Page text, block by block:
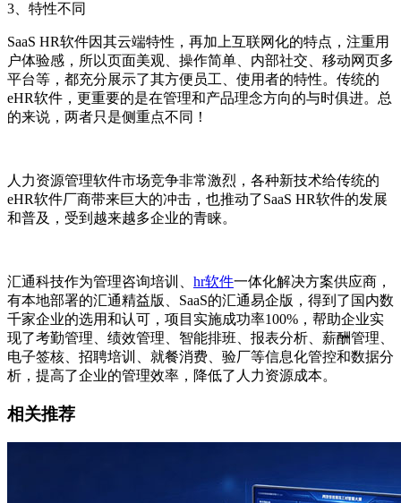
3 特性不同
SaaS HR软件因其云端特性，再加上互联网化的特点，注重用
户体验感，所以页面美观、操作简单、内部社交、移动网页多
平台等，都充分展示了其方便员工、使用者的特性。传统的
eHR软件，更重要的是在管理和产品理念方向的与时俱进。总
的来说，两者只是侧重点不同！
人力资源管理软件市场竞争非常激烈，各种新技术给传统的
eHR软件厂商带来巨大的冲击，也推动了SaaS HR软件的发展
和普及，受到越来越多企业的青睐。
汇通科技作为管理咨询培训、 hr软件一体化解决方案供应商，
有本地部署的汇通精益版、 SaaS的汇通易企版， 得到了国内数
千家企业的选用和认可，项目实施成功率100% ，帮助企业实
现了考勤管理、绩效管理、智能排班、报表分析、薪酬管理、
电子签核、招聘培训、就餐消费、验厂等信息化管控和数据分
析，提高了企业的管理效率，降低了人力资源成本。
相关推荐